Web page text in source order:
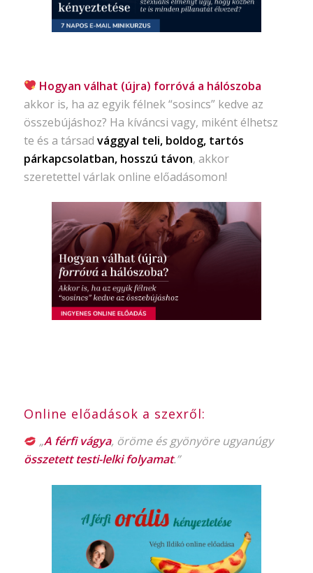
Hogyan válhat (újra) forróvá a hálószoba
akkor is, ha az egyik félnek “sosincs” kedve az
összebújáshoz? Ha kíváncsi vagy, miként élhetsz
te és a társad vággyal teli, boldog, tartós
párkapcsolatban, hosszú távon, akkor
szeretettel várlak online előadásomon!
Online előadások a szexről:
„A férfi vágya, öröme és gyönyöre ugyanúgy
összetett testi-lelki folyamat.”